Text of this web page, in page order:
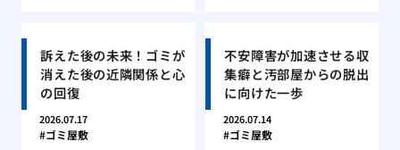
訴えた後の未来！ゴミが
消えた後の近隣関係と心
の回復
2026.07.17
ゴミ屋敷
不安障害が加速させる収
集癖と汚部屋からの脱出
に向けた一歩
2026.07.14
ゴミ屋敷